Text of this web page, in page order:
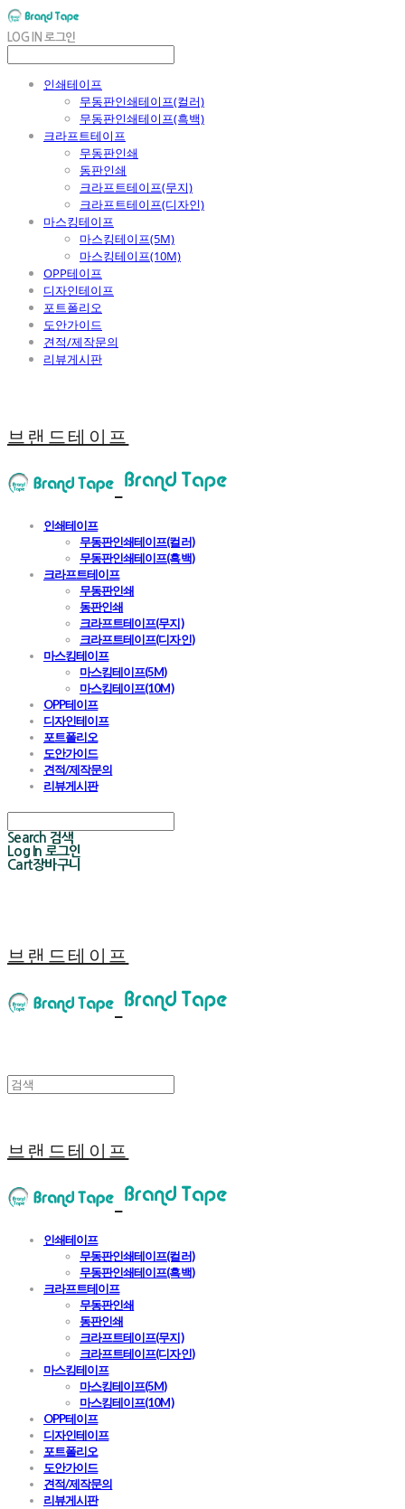
LOG IN 로그인
인쇄테이프
무동판인쇄테이프(컬러)
무동판인쇄테이프(흑백)
크라프트테이프
무동판인쇄
동판인쇄
크라프트테이프(무지)
크라프트테이프(디자인)
마스킹테이프
마스킹테이프(5M)
마스킹테이프(10M)
OPP테이프
디자인테이프
포트폴리오
도안가이드
견적/제작문의
리뷰게시판
브랜드테이프
인쇄테이프
무동판인쇄테이프(컬러)
무동판인쇄테이프(흑백)
크라프트테이프
무동판인쇄
동판인쇄
크라프트테이프(무지)
크라프트테이프(디자인)
마스킹테이프
마스킹테이프(5M)
마스킹테이프(10M)
OPP테이프
디자인테이프
포트폴리오
도안가이드
견적/제작문의
리뷰게시판
Search 검색
Log In 로그인
Cart장바구니
브랜드테이프
브랜드테이프
인쇄테이프
무동판인쇄테이프(컬러)
무동판인쇄테이프(흑백)
크라프트테이프
무동판인쇄
동판인쇄
크라프트테이프(무지)
크라프트테이프(디자인)
마스킹테이프
마스킹테이프(5M)
마스킹테이프(10M)
OPP테이프
디자인테이프
포트폴리오
도안가이드
견적/제작문의
리뷰게시판